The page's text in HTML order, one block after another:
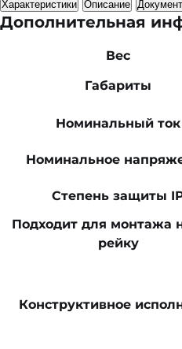
Характеристики Описание
Дополнительная
Вес
Габариты
Номинальный ток
Номинальное
Степень защиты
Подходит для монтажа
рейку
Конструктивное